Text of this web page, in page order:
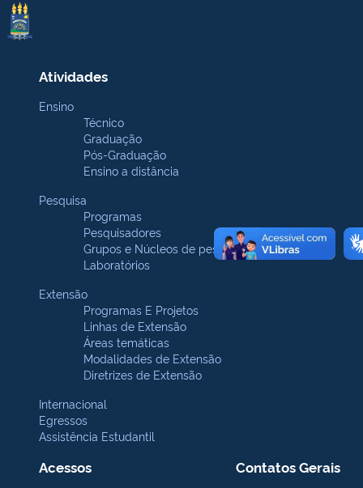
Atividades
Ensino
Técnico
Graduação
Pós-Graduação
Ensino a distância
Pesquisa
Programas
Pesquisadores
Grupos e Núcleos de pesquisa
Laboratórios
Extensão
Programas E Projetos
Linhas de Extensão
Áreas temáticas
Modalidades de Extensão
Diretrizes de Extensão
Internacional
Egressos
Assistência Estudantil
Acessos Contatos Gerais